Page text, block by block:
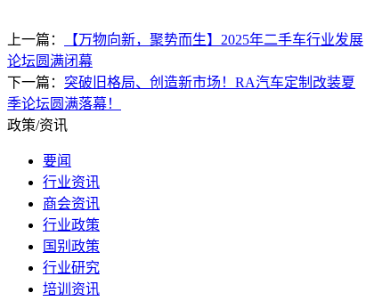
上一篇：
【万物向新，聚势而生】2025年二手车行业发展
论坛圆满闭幕
下一篇： 突破旧格局、创造新市场！RA汽车定制改装夏
季论坛圆满落幕！
政策/资讯
要闻
行业资讯
商会资讯
行业政策
国别政策
行业研究
培训资讯